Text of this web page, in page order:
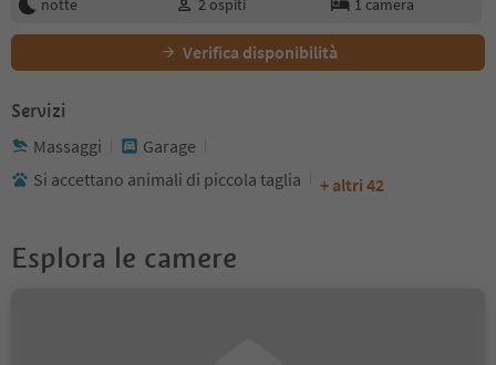
Verifica disponibilità
Servizi
Massaggi
Garage
Si accettano animali di piccola taglia
+ altri 42
Esplora le camere